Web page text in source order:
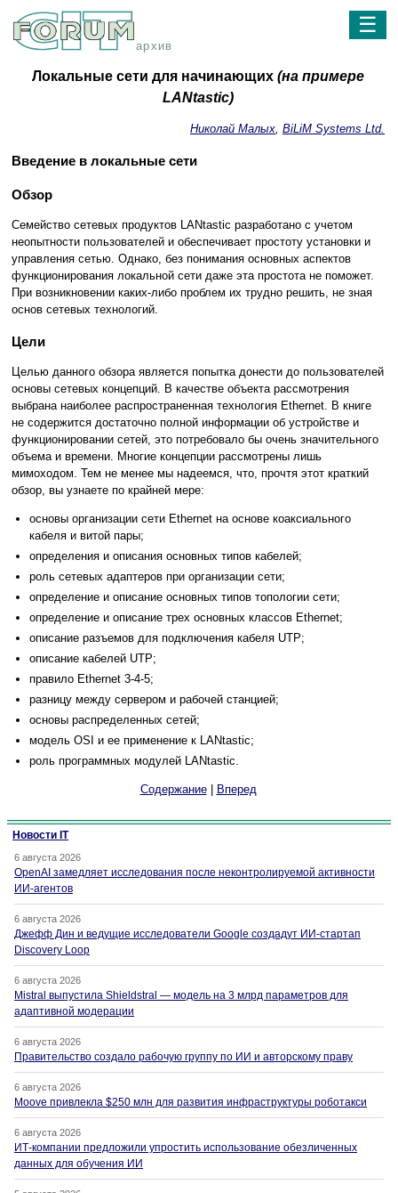
архив
☰
Локальные сети для начинающих (на примере
LANtastic)
Николай Малых, BiLiM Systems Ltd.
Введение в локальные сети
Обзор
Семейство сетевых продуктов LANtastic разработано с учетом
неопытности пользователей и обеспечивает простоту установки и
управления сетью. Однако, без понимания основных аспектов
функционирования локальной сети даже эта простота не поможет.
При возникновении каких-либо проблем их трудно решить, не зная
основ сетевых технологий.
Цели
Целью данного обзора является попытка донести до пользователей
основы сетевых концепций. В качестве объекта рассмотрения
выбрана наиболее распространенная технология Ethernet. В книге
не содержится достаточно полной информации об устройстве и
функционировании сетей, это потребовало бы очень значительного
объема и времени. Многие концепции рассмотрены лишь
мимоходом. Тем не менее мы надеемся, что, прочтя этот краткий
обзор, вы узнаете по крайней мере:
основы организации сети Ethernet на основе коаксиального
кабеля и витой пары;
определения и описания основных типов кабелей;
роль сетевых адаптеров при организации сети;
определение и описание основных типов топологии сети;
определение и описание трех основных классов Ethernet;
описание разъемов для подключения кабеля UTP;
описание кабелей UTP;
правило Ethernet 3-4-5;
разницу между сервером и рабочей станцией;
основы распределенных сетей;
модель OSI и ее применение к LANtastic;
роль программных модулей LANtastic.
Содержание| Вперед
Новости IT
6 августа 2026
OpenAI замедляет исследования после неконтролируемой активности
ИИ-агентов
6 августа 2026
Джефф Дин и ведущие исследователи Google создадут ИИ-стартап
Discovery Loop
6 августа 2026
Mistral выпустила Shieldstral — модель на 3 млрд параметров для
адаптивной модерации
6 августа 2026
Правительство создало рабочую группу по ИИ и авторскому праву
6 августа 2026
Moove привлекла $250 млн для развития инфраструктуры роботакси
6 августа 2026
ИТ-компании предложили упростить использование обезличенных
данных для обучения ИИ